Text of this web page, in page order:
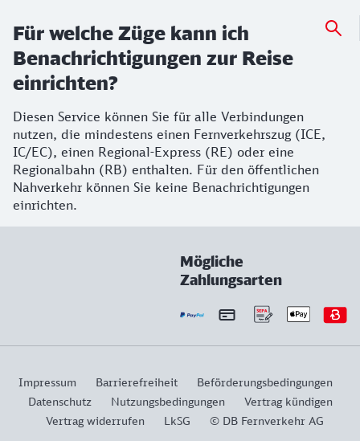
Für welche Züge kann ich
Benachrichtigungen zur Reise
einrichten?
Diesen Service können Sie für alle Verbindungen
nutzen, die mindestens einen Fernverkehrszug (ICE,
IC/EC), einen Regional-Express (RE) oder eine
Regionalbahn (RB) enthalten. Für den öffentlichen
Nahverkehr können Sie keine Benachrichtigungen
einrichten.
Mögliche
Zahlungsarten
Impressum Barrierefreiheit
Beförderungsbedingungen
Datenschutz
Nutzungsbedingungen
Vertrag kündigen
Vertrag widerrufen
LkSG © DB Fernverkehr AG